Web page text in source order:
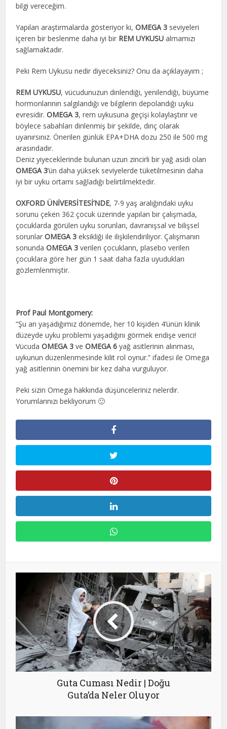
bilgi vereceğim.
Yapılan araştırmalarda gösteriyor ki,OMEGA 3 seviyeleri
içeren bir beslenme daha iyi bir REM UYKUSU almamızı
sağlamaktadır.
Peki Rem Uykusu nedir diyeceksiniz? Onu da açıklayayım ;
REM UYKUSU, vücudunuzun dinlendiği, yenilendiği, büyüme
hormonlarının salgılandığı ve bilgilerin depolandığı uyku
evresidir.OMEGA 3, rem uykusuna geçişi kolaylaştırır ve
böylece sabahları dinlenmiş bir şekilde, dinç olarak
uyanırsınız. Önerilen günlük EPA+DHA dozu 250 ile 500 mg
arasındadır.
Deniz yiyeceklerinde bulunan uzun zincirli bir yağ asidi olan
OMEGA 3’ün daha yüksek seviyelerde tüketilmesinin daha
iyi bir uyku ortamı sağladığı belirtilmektedir.
OXFORD ÜNİVERSİTESİ’NDE, 7-9 yaş aralığındaki uyku
sorunu çeken 362 çocuk üzerinde yapılan bir çalışmada,
çocuklarda görülen uyku sorunları, davranışsal ve bilişsel
sorunlarOMEGA 3 eksikliği ile ilişkilendiriliyor. Çalışmanın
sonunda OMEGA 3 verilen çocukların, plasebo verilen
çocuklara göre her gün 1 saat daha fazla uyudukları
gözlemlenmiştir.
Prof Paul Montgomery:
“Şu an yaşadığımız dönemde, her 10 kişiden 4’ünün klinik
düzeyde uyku problemi yaşadığını görmek endişe verici!
VücudaOMEGA 3 veOMEGA 6 yağ asitlerinin alınması,
uykunun düzenlenmesinde kilit rol oynur.” ifadesi ile Omega
yağ asitlerinin önemini bir kez daha vurguluyor.
Peki sizin Omega hakkında düşünceleriniz nelerdir.
Yorumlarınızı bekliyorum 🙂
Guta Cuması Nedir | Doğu
Guta’da Neler Oluyor